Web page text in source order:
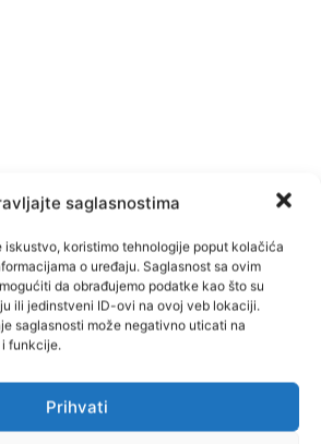
saglasnostima
iskustvo, koristimo tehnologije poput kolačića
o uređaju. Saglasnost sa ovim
da obrađujemo podatke kao što su
ili jedinstveni ID-ovi na ovoj veb lokaciji.
saglasnosti može negativno uticati na
funkcije.
Prihvati